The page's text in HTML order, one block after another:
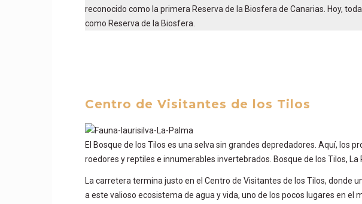
reconocido como la primera Reserva de la Biosfera de Canarias. Hoy,
como Reserva de la Biosfera.
Centro de Visitantes de los Tilos
El Bosque de los Tilos es una selva sin grandes depredadores. Aquí, los
roedores y reptiles e innumerables invertebrados. Bosque de los Tilos, La
La carretera termina justo en el Centro de Visitantes de los Tilos, donde
a este valioso ecosistema de agua y vida, uno de los pocos lugares en el